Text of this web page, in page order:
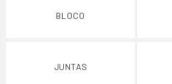
BLOCO
JUNTAS